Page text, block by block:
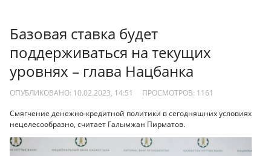
Базовая ставка будет
поддерживаться на текущих
уровнях – глава Нацбанка
ОПУБЛИКОВАНО: 10.02.2023, 14:51 ПРОСМОТРОВ: 1161
Смягчение денежно-кредитной политики в сегодняшних условиях
нецелесообразно, считает Галымжан Пирматов.